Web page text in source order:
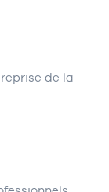
de la